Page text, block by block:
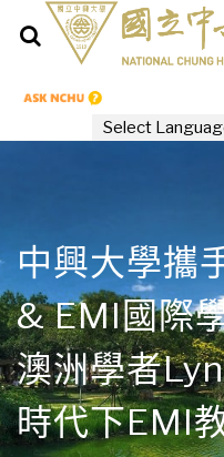
中興大學攜
& EMI國際
澳洲學者
時代下EMI